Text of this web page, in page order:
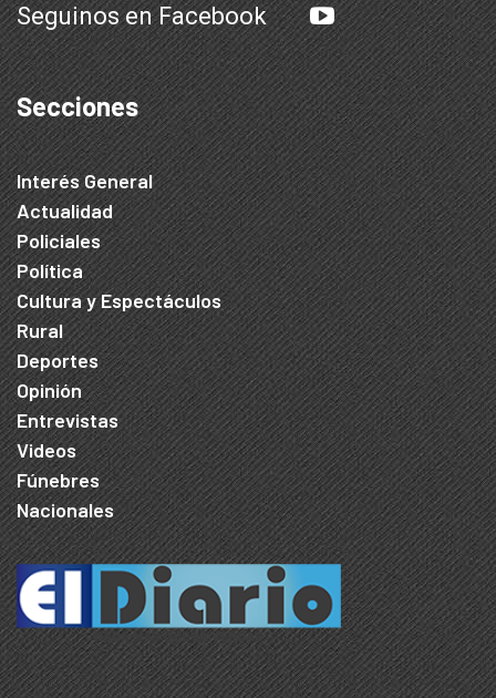
Seguinos en Facebook
Secciones
Interés General
Actualidad
Policiales
Política
Cultura y Espectáculos
Rural
Deportes
Opinión
Entrevistas
Videos
Fúnebres
Nacionales